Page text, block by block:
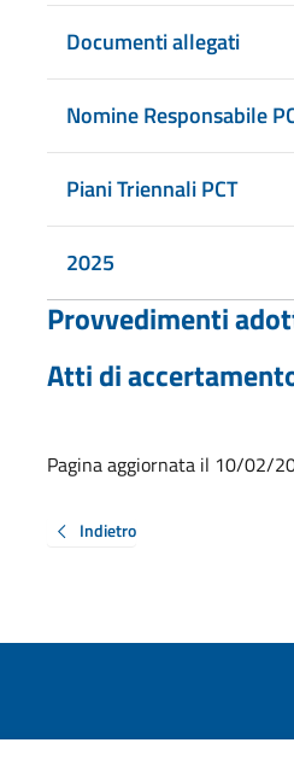
Documenti allegati
Nomine Responsabile
Piani Triennali PCT
2025
Provvedimenti
Atti di
Pagina aggiornata il 10/02/
Indietro